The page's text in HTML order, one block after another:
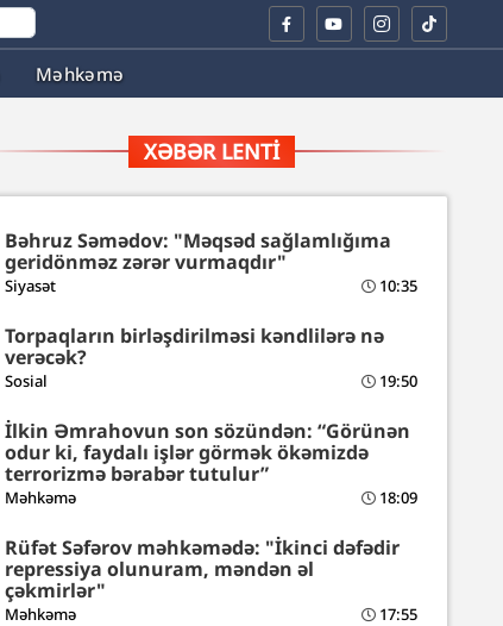
Məhkəmə
XƏBƏR LENTI
Bəhruz Səmədov: "Məqsəd sağlamlığıma
geridönməz zərər vurmaqdır"
Siyasət 10:35
Torpaqların birləşdirilməsi kəndlilərə nə
verəcək?
Sosial 19:50
İlkin Əmrahovun son sözündən: “Görünən
odur ki, faydalı işlər görmək ökəmizdə
terrorizmə bərabər tutulur”
Məhkəmə 18:09
Rüfət Səfərov məhkəmədə: "İkinci dəfədir
repressiya olunuram, məndən əl
çəkmirlər"
Məhkəmə 17:55